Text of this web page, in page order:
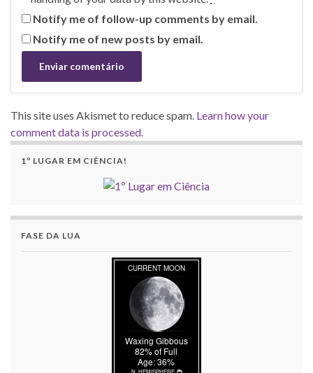
Notify me of follow-up comments by email.
Notify me of new posts by email.
This site uses Akismet to reduce spam. Learn how your
comment data is processed.
1º LUGAR EM CIÊNCIA!
FASE DA LUA